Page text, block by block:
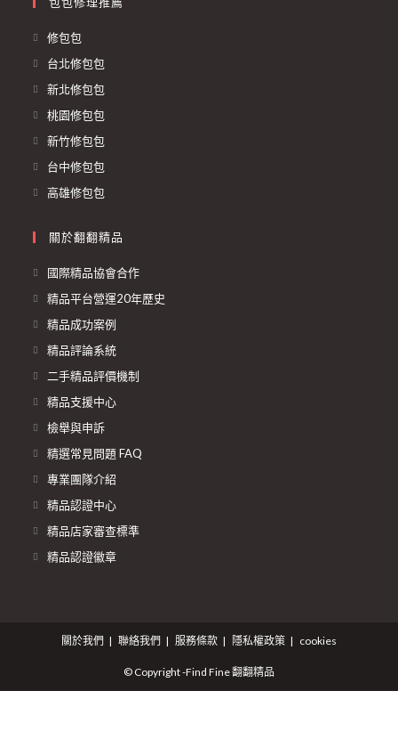
修包包
台北修包包
新北修包包
桃園修包包
新竹修包包
台中修包包
高雄修包包
關於翻翻精品
國際精品協會合作
精品平台營運20年歷史
精品成功案例
精品評論系統
二手精品評價機制
精品支援中心
檢舉與申訴
精選常見問題 FAQ
專業團隊介紹
精品認證中心
精品店家審查標準
精品認證徽章
關於我們 聯絡我們 服務條款 隱私權政策 cookies
© Copyright -Find Fine 翻翻精品